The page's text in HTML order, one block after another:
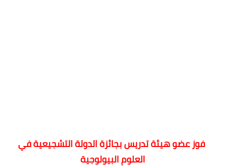
فوز عضو هيئة تدريس بجائزة الدولة التشجيعية في
العلوم البيولوجية